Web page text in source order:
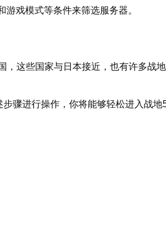
戏模式等条件来筛选服务器。
这些国家与日本接近，也有许多战地
骤进行操作，你将能够轻松进入战地